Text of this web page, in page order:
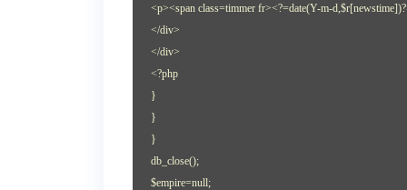
<p><span class=timmer fr><?=date(Y-m-
</div>
</div>
<?php
}
}
}
db_close();
$empire=null;